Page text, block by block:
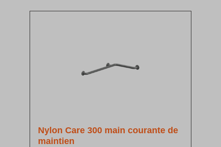
Nylon Care 300 main courante de
maintien